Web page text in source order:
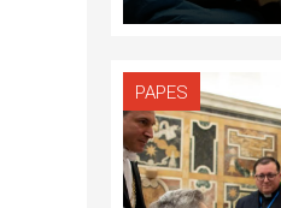
«
PAPES